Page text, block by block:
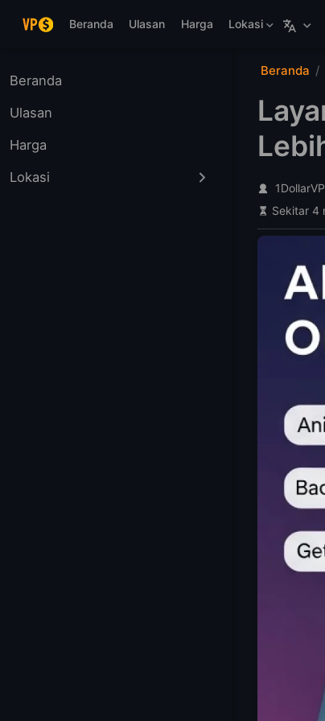
Beranda
Ulasan Harga Lokasi
Beranda
Ulasan
Harga
Lokasi
Beranda
Sekitar 4